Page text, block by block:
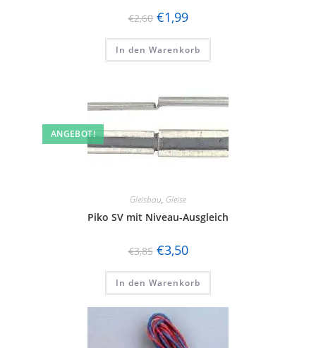
€2,60 €1,99
In den Warenkorb
ANGEBOT!
Gleisbau, Gleise
Piko SV mit Niveau-Ausgleich
€3,85 €3,50
In den Warenkorb